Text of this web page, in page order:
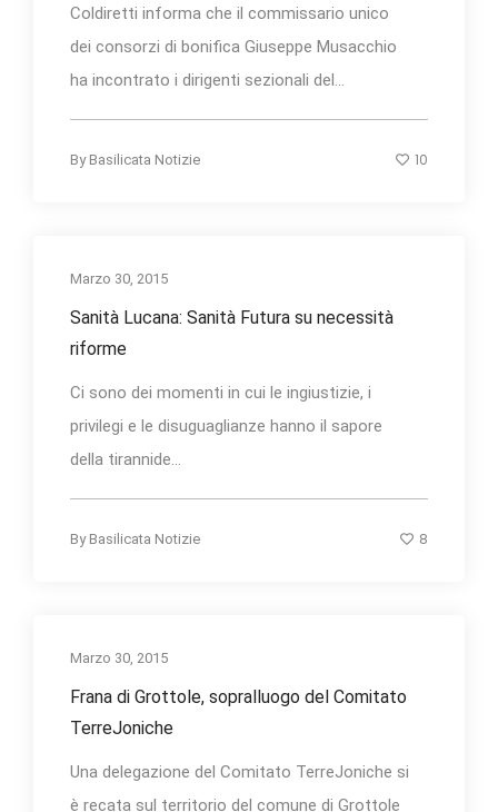
Coldiretti informa che il commissario unico
dei consorzi di bonifica Giuseppe Musacchio
ha incontrato i dirigenti sezionali del...
By Basilicata Notizie 10
Marzo 30, 2015
Sanità Lucana: Sanità Futura su necessità
riforme
Ci sono dei momenti in cui le ingiustizie, i
privilegi e le disuguaglianze hanno il sapore
della tirannide...
By Basilicata Notizie 8
Marzo 30, 2015
Frana di Grottole, sopralluogo del Comitato
TerreJoniche
Una delegazione del Comitato TerreJoniche si
è recata sul territorio del comune di Grottole